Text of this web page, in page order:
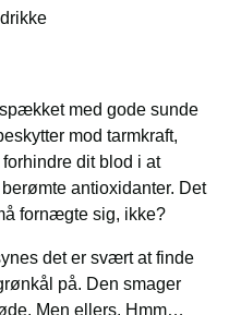
med gode sunde
mod tarmkraft,
dit blod i at
antioxidanter. Det
fornægte sig, ikke?
det er svært at finde
på. Den smager
Men ellers. Hmm…